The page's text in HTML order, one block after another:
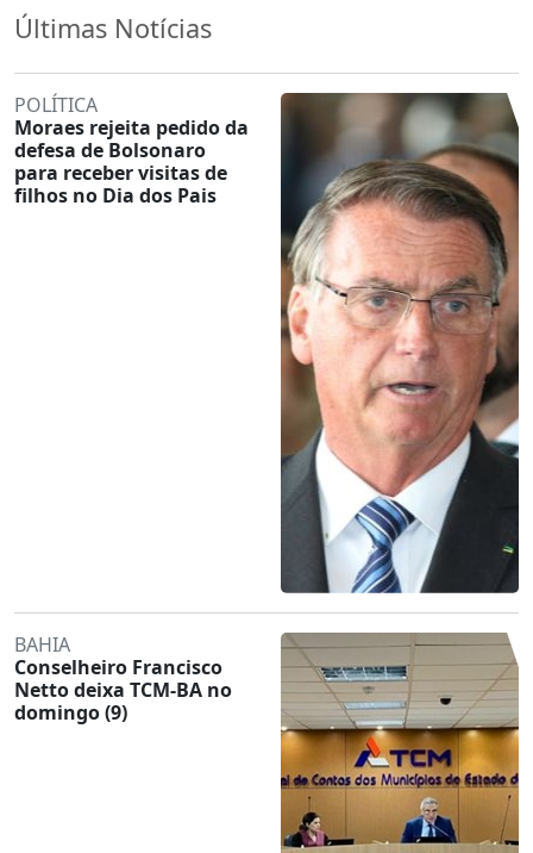
Últimas Notícias
POLÍTICA
Moraes rejeita pedido da
defesa de Bolsonaro
para receber visitas de
filhos no Dia dos Pais
BAHIA
Conselheiro Francisco
Netto deixa TCM-BA no
domingo (9)